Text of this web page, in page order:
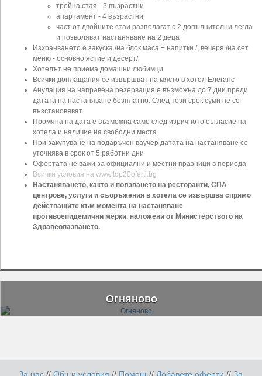
тройна стая - 3 възрастни
апартамент - 4 възрастни
част от двойните стаи разполагат с 2 допълнителни легла
и позволяват настаняване на 2 деца
Изхранването е закуска /на блок маса + напитки /, вечеря /на сет
меню - основно ястие и десерт/
Хотелът не приема домашни любимци
Всички доплащания се извършват на място в хотел Елеганс
Анулация на направена резервация е възможна до 7 дни преди
датата на настаняване безплатно. След този срок суми не се
възстановяват.
Промяна на дата е възможна само след изричното съгласие на
хотела и наличие на свободни места
При закупуване на подаръчен ваучер датата на настаняване се
уточнява в срок от 5 работни дни
Офертата не важи за официални и местни празници в периода
Всички условия на www.top20oferti.bg
Настаняването, както и ползването на ресторанти, СПА
центрове, услуги и съоръжения в хотела се извършва спрямо
действащите към момента на настаняване
противоепидемични мерки, наложени от Министерството на
Здравеопазването.
Огняново